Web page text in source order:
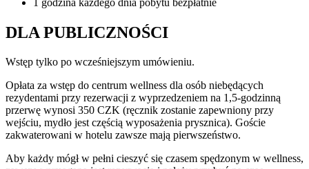
DLA PUBLICZNOŚCI
Wstęp tylko po wcześniejszym umówieniu.
Opłata za wstęp do centrum wellness dla osób niebędących
rezydentami przy rezerwacji z wyprzedzeniem na 1,5-godzinną
przerwę wynosi 350 CZK (ręcznik zostanie zapewniony przy
wejściu, mydło jest częścią wyposażenia prysznica). Goście
zakwaterowani w hotelu zawsze mają pierwszeństwo.
Aby każdy mógł w pełni cieszyć się czasem spędzonym w wellness,